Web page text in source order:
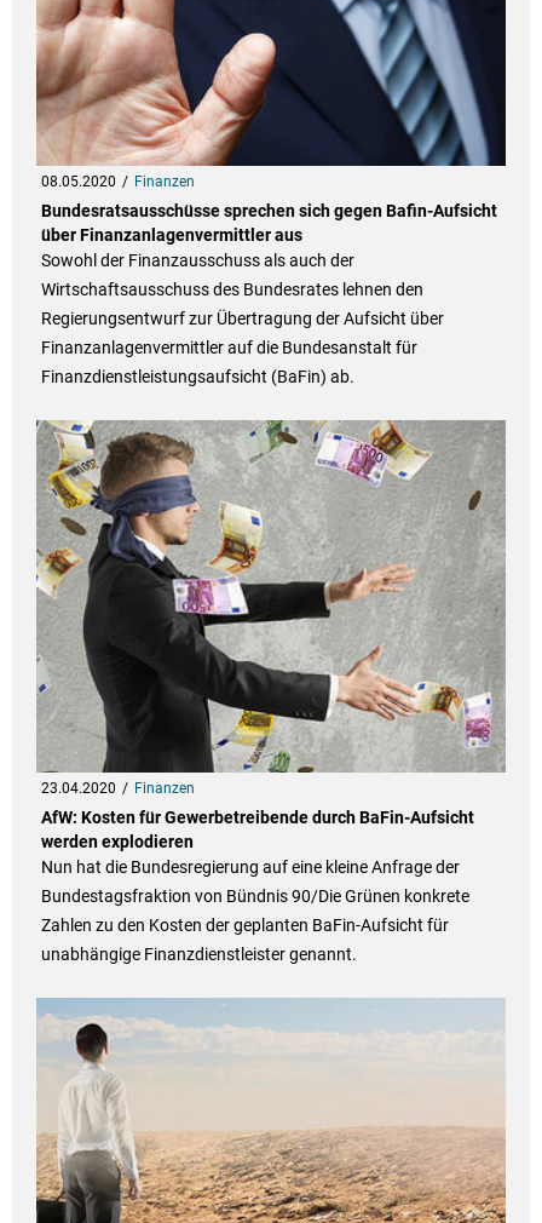
08.05.2020 Finanzen
Bundesratsausschüsse sprechen sich gegen Bafin-Aufsicht
über Finanzanlagenvermittler aus
Sowohl der Finanzausschuss als auch der
Wirtschaftsausschuss des Bundesrates lehnen den
Regierungsentwurf zur Übertragung der Aufsicht über
Finanzanlagenvermittler auf die Bundesanstalt für
Finanzdienstleistungsaufsicht (BaFin) ab.
23.04.2020 Finanzen
AfW: Kosten für Gewerbetreibende durch BaFin-Aufsicht
werden explodieren
Nun hat die Bundesregierung auf eine kleine Anfrage der
Bundestagsfraktion von Bündnis 90/Die Grünen konkrete
Zahlen zu den Kosten der geplanten BaFin-Aufsicht für
unabhängige Finanzdienstleister genannt.